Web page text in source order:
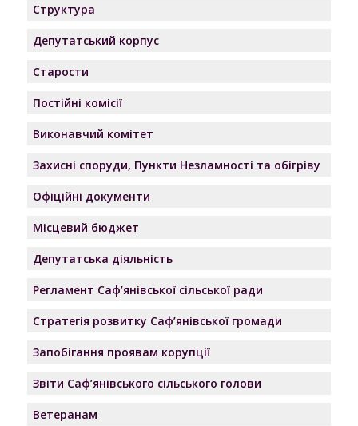
Структура
Депутатський корпус
Старости
Постійні комісії
Виконавчий комітет
Захисні споруди, Пункти Незламності та обігріву
Офіційні документи
Місцевий бюджет
Депутатська діяльність
Регламент Саф’янівської сільської ради
Стратегія розвитку Саф’янівської громади
Запобігання проявам корупції
Звіти Саф’янівського сільського голови
Ветеранам